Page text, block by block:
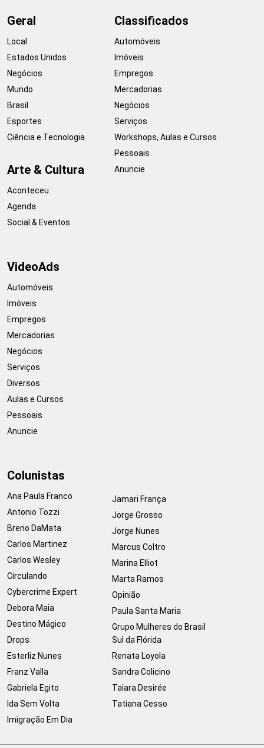
Geral
Local
Estados Unidos
Negócios
Mundo
Brasil
Esportes
Ciência e Tecnologia
Arte & Cultura
Aconteceu
Agenda
Social & Eventos
Classificados
Automóveis
Imóveis
Empregos
Mercadorias
Negócios
Serviços
Workshops, Aulas e Cursos
Pessoais
Anuncie
VideoAds
Automóveis
Imóveis
Empregos
Mercadorias
Negócios
Serviços
Diversos
Aulas e Cursos
Pessoais
Anuncie
Colunistas
Ana Paula Franco
Antonio Tozzi
Breno DaMata
Carlos Martinez
Carlos Wesley
Circulando
Cybercrime Expert
Debora Maia
Destino Mágico
Drops
Esterliz Nunes
Franz Valla
Gabriela Egito
Ida Sem Volta
Imigração Em Dia
Jamari França
Jorge Grosso
Jorge Nunes
Marcus Coltro
Marina Elliot
Marta Ramos
Opinião
Paula Santa Maria
Grupo Mulheres do Brasil
Sul da Flórida
Renata Loyola
Sandra Colicino
Taiara Desirée
Tatiana Cesso